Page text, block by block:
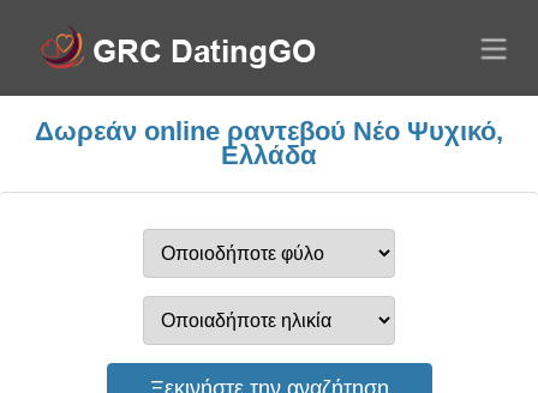
Δωρεάν online ραντεβού Νέο Ψυχικό,
Ελλάδα